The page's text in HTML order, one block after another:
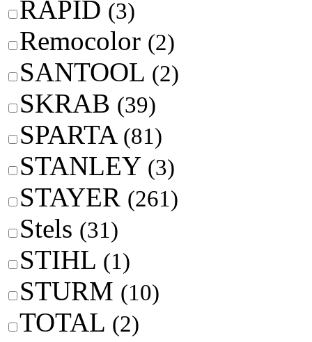
RAPID (3)
Remocolor (2)
SANTOOL (2)
SKRAB (39)
SPARTA (81)
STANLEY (3)
STAYER (261)
Stels (31)
STIHL (1)
STURM (10)
TOTAL (2)